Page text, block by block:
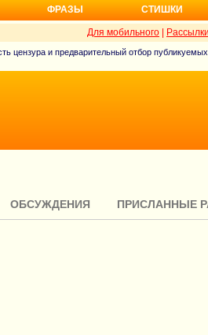
ФРАЗЫ СТИШКИ
Для мобильного Рассылки
цензура и предварительный отбор
ОБСУЖДЕНИЯ ПРИСЛАННЫЕ